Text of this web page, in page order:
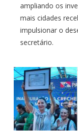
ampliando os
mais cidades
impulsionar o
secretário.